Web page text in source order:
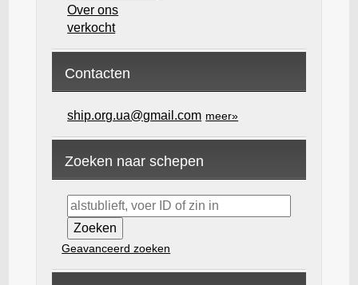
Over ons
verkocht
Contacten
ship.org.ua@gmail.com meer»
Zoeken naar schepen
Geavanceerd zoeken